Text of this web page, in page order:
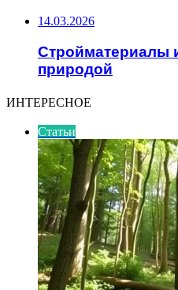
14.03.2026
Стройматериалы
природой
ИНТЕРЕСНОЕ
Статьи